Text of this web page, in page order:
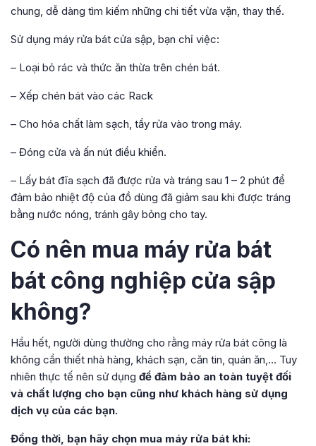
chung, dễ dàng tìm kiếm những chi tiết vừa vặn, thay thế.
Sử dụng máy rửa bát cửa sập, bạn chỉ việc:
– Loại bỏ rác và thức ăn thừa trên chén bát.
– Xếp chén bát vào các Rack
– Cho hóa chất làm sạch, tẩy rửa vào trong máy.
– Đóng cửa và ấn nút điều khiển.
– Lấy bát đĩa sạch đã được rửa và tráng sau 1 – 2 phút để
đảm bảo nhiệt độ của đồ dùng đã giảm sau khi được tráng
bằng nước nóng, tránh gây bỏng cho tay.
Có nên mua máy rửa bát
bát công nghiệp cửa sập
không?
Hầu hết, người dùng thường cho rằng máy rửa bát công là
không cần thiết nhà hàng, khách sạn, căn tin, quán ăn,… Tuy
nhiên thực tế nên sử dụng để đảm bảo an toàn tuyệt đối
và chất lượng cho bạn cũng như khách hàng sử dụng
dịch vụ của các bạn.
Đồng thời, bạn hãy chọn mua máy rửa bát khi: